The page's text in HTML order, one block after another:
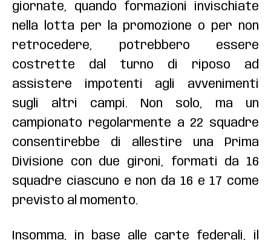
giornate, quando formazioni invischiate
nella lotta per la promozione o per non
retrocedere, potrebbero essere
costrette dal turno di riposo ad
assistere impotenti agli avvenimenti
sugli altri campi. Non solo, ma un
campionato regolarmente a 22 squadre
consentirebbe di allestire una Prima
Divisione con due gironi, formati da 16
squadre ciascuno e non da 16 e 17 come
previsto al momento.
Insomma, in base alle carte federali, il